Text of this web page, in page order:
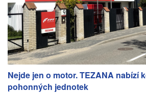
Nejde jen o motor. TEZANA nabízí
pohonných jednotek